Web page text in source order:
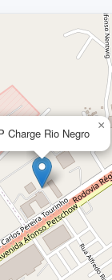
Charge Rio Negro
×